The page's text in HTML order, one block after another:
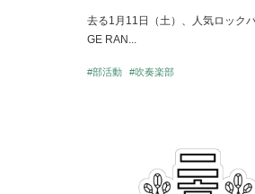
去る1月11日（土）、人気ロック
GE RAN...
#部活動 #吹奏楽部